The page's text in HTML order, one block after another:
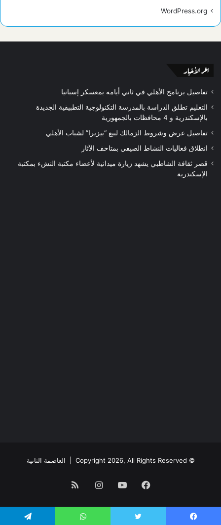
WordPress.org
اخر الأخبار
تفاصيل برنامج الأهلي في ثاني أيامه بمعسكر إسبانيا
التعليم تطلق الدراسة بالمدرسة التكنولوجية التطبيقية الجديدة
بالإسكندرية و 4 محافظات بالجمهورية
تفاصيل عرض وشروط الزمالك لبيع “بيزيرا” لشباب الأهلي
انطلاق فعاليات النشاط الصيفي بمتاحف الآثار
قصر ثقافة الشاطبي يشهد زيارة ميدانية لأعضاء مكتبة النشء بمكتبة
الإسكندرية
© Copyright 2026, All Rights Reserved | العاصمة الثانية
فيسبوكيوتيوبانستقرامملخص
الموقع